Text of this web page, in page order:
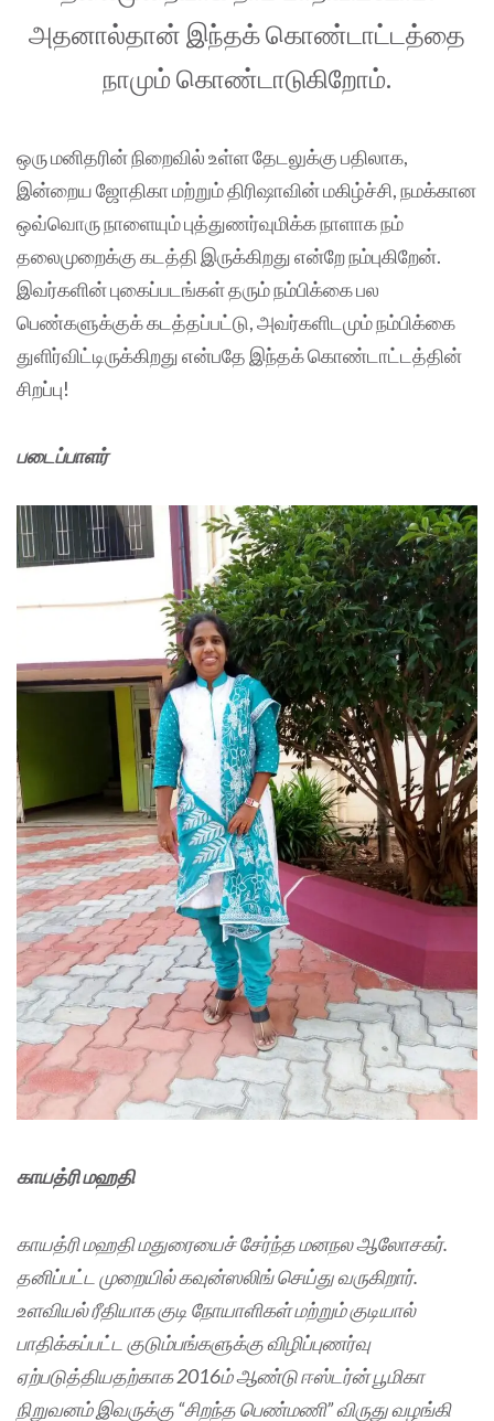
அதனால்தான் இந்தக் கொண்டாட்டத்தை
நாமும் கொண்டாடுகிறோம்.
ஒரு மனிதரின் நிறைவில் உள்ள தேடலுக்கு பதிலாக,
இன்றைய ஜோதிகா மற்றும் திரிஷாவின் மகிழ்ச்சி, நமக்கான
ஒவ்வொரு நாளையும் புத்துணர்வுமிக்க நாளாக நம்
தலைமுறைக்கு கடத்தி இருக்கிறது என்றே நம்புகிறேன்.
இவர்களின் புகைப்படங்கள் தரும் நம்பிக்கை பல
பெண்களுக்குக் கடத்தப்பட்டு, அவர்களிடமும் நம்பிக்கை
துளிர்விட்டிருக்கிறது என்பதே இந்தக் கொண்டாட்டத்தின்
சிறப்பு!
படைப்பாளர்
காயத்ரி மஹதி
காயத்ரி மஹதி மதுரையைச் சேர்ந்த மனநல ஆலோசகர்.
தனிப்பட்ட முறையில் கவுன்ஸலிங் செய்து வருகிறார்.
உளவியல் ரீதியாக குடி நோயாளிகள் மற்றும் குடியால்
பாதிக்கப்பட்ட குடும்பங்களுக்கு விழிப்புணர்வு
ஏற்படுத்தியதற்காக 2016ம் ஆண்டு ஈஸ்டர்ன் பூமிகா
நிறுவனம் இவருக்கு “சிறந்த பெண்மணி” விருது வழங்கி